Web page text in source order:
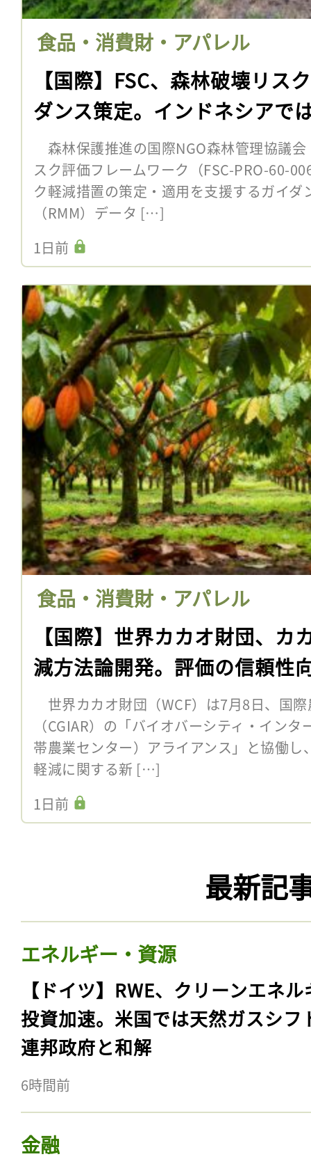
食品・消費財・アパレル
【国際】FSC、森林破壊リス
ダンス策定。インドネシアで
森林保護推進の国際NGO森林管理協議会
スク評価フレームワーク（FSC-PRO-60-
ク軽減措置の策定・適用を支援するガイダ
（RMM）データ […]
1日前
食品・消費財・アパレル
【国際】世界カカオ財団、カ
減方法論開発。評価の信頼性
世界カカオ財団（WCF）は7月8日、国
（CGIAR）の「バイオバーシティ・イン
帯農業センター）アライアンス」と協働
軽減に関する新 […]
1日前
最新記
エネルギー・資源
【ドイツ】RWE、クリーンエネ
投資加速。米国では天然ガスシフ
連邦政府と和解
6時間前
金融